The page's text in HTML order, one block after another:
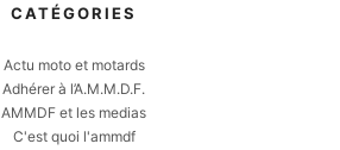
CATÉGORIES
Actu moto et motards
Adhérer à l’A.M.M.D.F.
AMMDF et les medias
C'est quoi l'ammdf